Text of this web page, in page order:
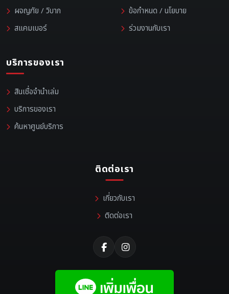
ผจญภัย / วิบาก
สแคมเบอร์
ข้อกำหนด / นโยบาย
ร่วมงานกับเรา
บริการของเรา
สินเชื่อจำนำเล่ม
บริการของเรา
ค้นหาศูนย์บริการ
ติดต่อเรา
เกี่ยวกับเรา
ติดต่อเรา